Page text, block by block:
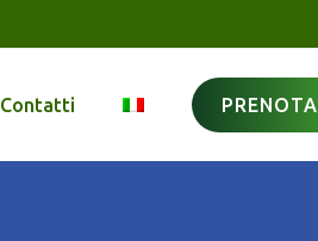
Contatti PRENOTA